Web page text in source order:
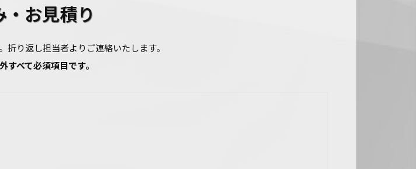
・お見積り
折り返し担当者よりご連絡いたします。
すべて必須項目です。